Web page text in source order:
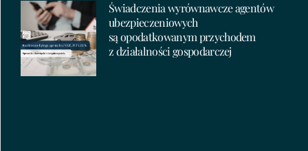
Świadczenia wyrównawcze agentów
ubezpieczeniowych
są opodatkowanym przychodem
z działalności gospodarczej